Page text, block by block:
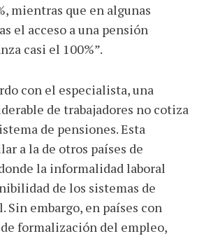
mientras que en algunas
el acceso a una pensión
casi el 100%”.
con el especialista, una
de trabajadores no cotiza
de pensiones. Esta
a la de otros países de
la informalidad laboral
de los sistemas de
Sin embargo, en países con
formalización del empleo,